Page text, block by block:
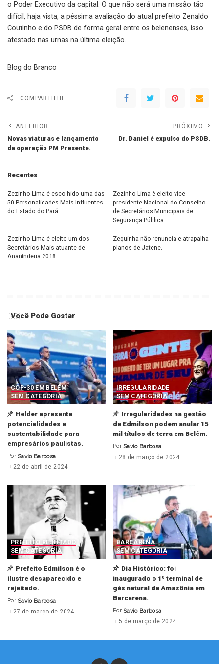
o Poder Executivo da capital. O que não será uma missão tão
difícil, haja vista, a péssima avaliação do atual prefeito Zenaldo
Coutinho e do PSDB de forma geral entre os belenenses, isso
atestado nas urnas na última eleição.
Blog do Branco
COMPARTILHE
ANTERIOR
Novas viaturas e lançamento
da operação PM Presente.
PRÓXIMO
Dr. Daniel é expulso do PSDB.
Recentes
Zezinho Lima é escolhido uma das
50 Personalidades Mais Influentes
do Estado do Pará.
Zezinho Lima é eleito vice-
presidente Nacional do Conselho
de Secretários Municipais de
Segurança Pública.
Zezinho Lima é eleito um dos
Secretários Mais atuante de
Ananindeua 2018.
Zequinha não renuncia e atrapalha
planos de Jatene.
Você Pode Gostar
COP-30 EM BELÉM
SEM CATEGORIA
Helder apresenta
potencialidades e
sustentabilidade para
empresários paulistas.
Posted
by
Por Savio Barbosa
22 de abril de 2024
IRREGULARIDADE
SEM CATEGORIA
Irregularidades na gestão
de Edmilson podem anular 15
mil títulos de terra em Belém.
Posted
by
Por Savio Barbosa
28 de março de 2024
PREFEITO REJEITADO
SEM CATEGORIA
Prefeito Edmilson é o
ilustre desaparecido e
rejeitado.
Posted
by
Por Savio Barbosa
27 de março de 2024
BARCARENA
SEM CATEGORIA
Dia Histórico: foi
inaugurado o 1º terminal de
gás natural da Amazônia em
Barcarena.
Posted
by
Por Savio Barbosa
5 de março de 2024